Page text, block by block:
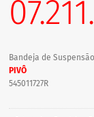
Bandeja de
PIVÔ
545011727R